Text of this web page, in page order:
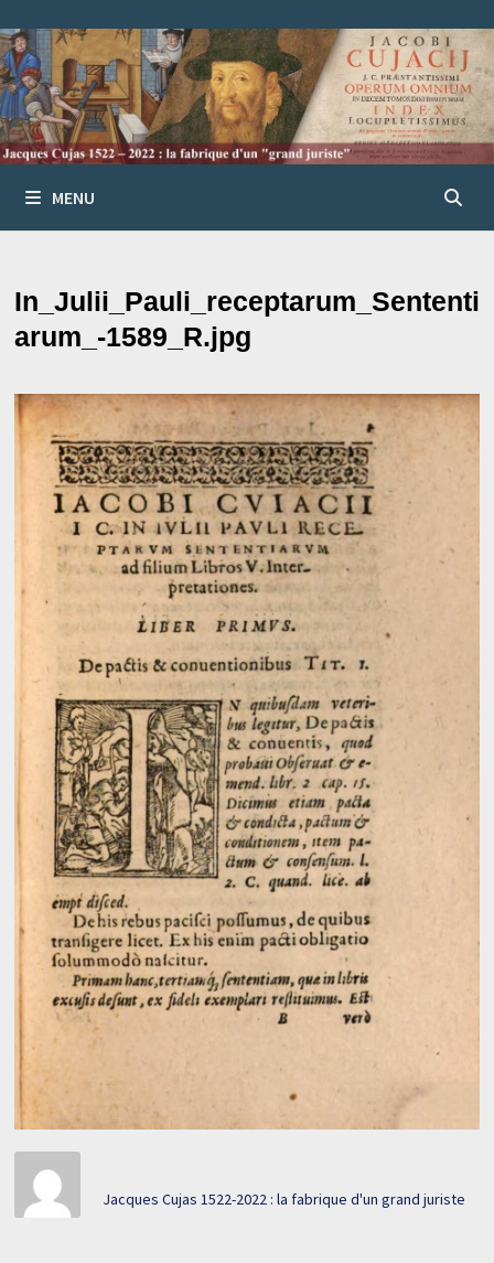
au
contenu
MENU
In_Julii_Pauli_receptarum_Sententi
arum_-1589_R.jpg
Jacques Cujas 1522-2022 : la fabrique d'un grand juriste